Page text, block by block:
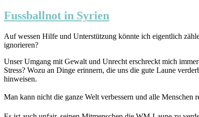
Fussballnot in Syrien
Auf wessen Hilfe und Unterstützung könnte ich eigentlich
ignorieren?
Unser Umgang mit Gewalt und Unrecht erschreckt mich
Stress? Wozu an Dinge erinnern, die uns die gute Laune
hinweisen.
Man kann nicht die ganze Welt verbessern und alle